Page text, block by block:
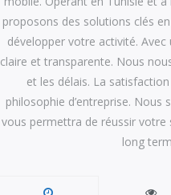
proposons des solutions clés
développer votre activité.
claire et transparente. Nous
et les délais. La
philosophie d’entreprise. Nous
vous permettra de réussir votre
long